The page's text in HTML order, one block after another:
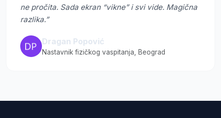
ne pročita. Sada ekran “vikne” i svi vide. Magična
razlika.”
Dragan Popović
Nastavnik fizičkog vaspitanja, Beograd